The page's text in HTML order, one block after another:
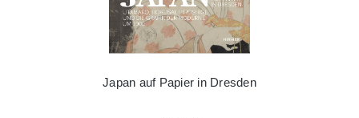
Japan auf Papier in Dresden